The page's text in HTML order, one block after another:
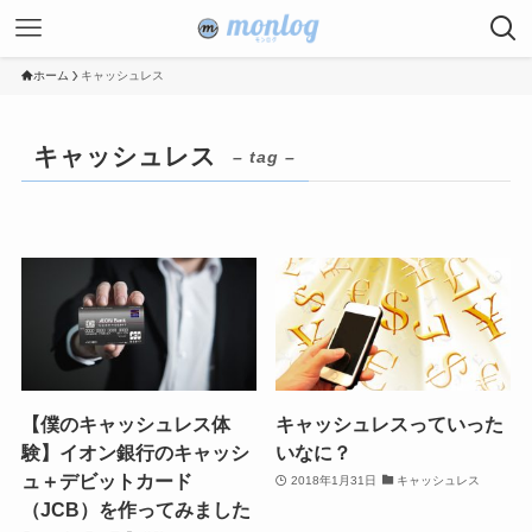
ホーム キャッシュレス
キャッシュレス – tag –
【僕のキャッシュレス体
験】イオン銀行のキャッシ
ュ＋デビットカード
（JCB）を作ってみました
キャッシュレスっていった
いなに？
2018年1月31日 キャッシュレス